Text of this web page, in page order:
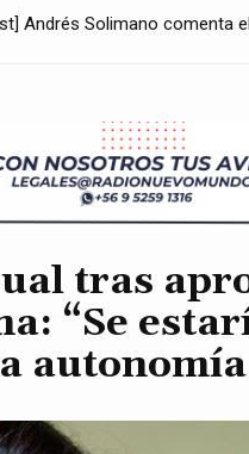
Solimano cuestiona falta
tras
“Se